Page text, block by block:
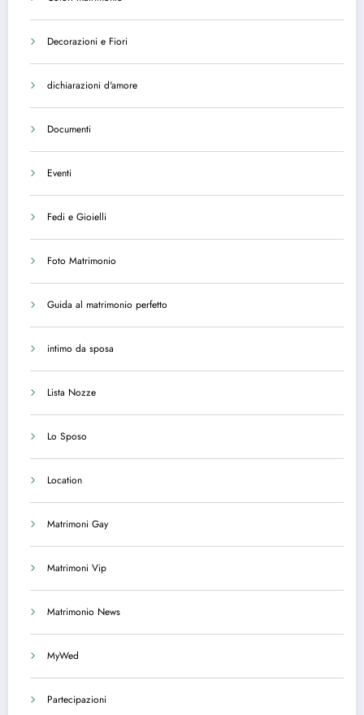
Decorazioni e Fiori
dichiarazioni d'amore
Documenti
Eventi
Fedi e Gioielli
Foto Matrimonio
Guida al matrimonio perfetto
intimo da sposa
Lista Nozze
Lo Sposo
Location
Matrimoni Gay
Matrimoni Vip
Matrimonio News
MyWed
Partecipazioni